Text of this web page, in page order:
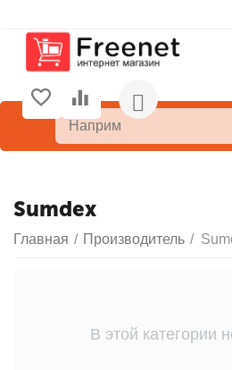
Sumdex
Главная / Производитель /
В этой категории